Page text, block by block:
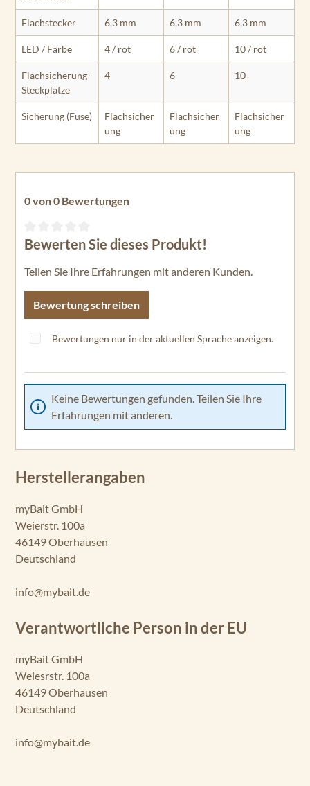
Flachstecker 6,3 mm 6,3 mm 6,3 mm
LED / Farbe 4 / rot 6 / rot 10 / rot
Flachsicherung-
Steckplätze
4 6 10
Sicherung (Fuse)
Flachsicher
ung
Flachsicher
ung
Flachsicher
ung
0 von 0 Bewertungen
Durchschnittliche Bewertung von 0 von 5 Sternen
Bewerten Sie dieses Produkt!
Teilen Sie Ihre Erfahrungen mit anderen Kunden.
Bewertung schreiben
Bewertungen nur in der aktuellen Sprache anzeigen.
Keine Bewertungen gefunden. Teilen Sie Ihre
Erfahrungen mit anderen.
Herstellerangaben
myBait GmbH
Weierstr. 100a
46149 Oberhausen
Deutschland
info@mybait.de
Verantwortliche Person in der EU
myBait GmbH
Weiesrstr. 100a
46149 Oberhausen
Deutschland
info@mybait.de